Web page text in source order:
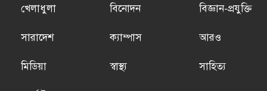
খেলাধুলা বিনোদন বিজ্ঞান-প্রযুক্তি
সারাদেশ ক্যাম্পাস আরও
মিডিয়া স্বাস্থ্য সাহিত্য